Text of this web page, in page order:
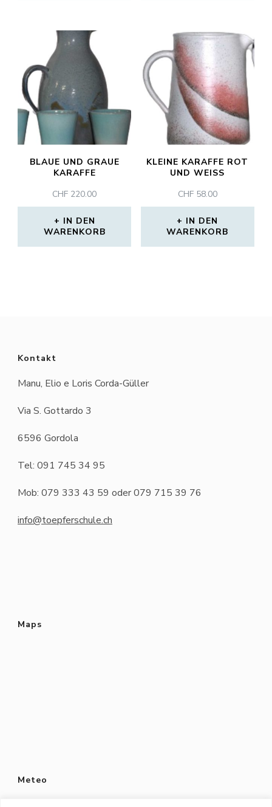
BLAUE UND GRAUE
KARAFFE
CHF 220.00
IN DEN
WARENKORB
KLEINE KARAFFE ROT
UND WEISS
CHF58.00
IN DEN
WARENKORB
Kontakt
Manu, Elio e Loris Corda-Güller
Via S. Gottardo 3
6596 Gordola
Tel: 091 745 34 95
Mob: 079 333 43 59 oder 079 715 39 76
info@toepferschule.ch
Maps
Meteo